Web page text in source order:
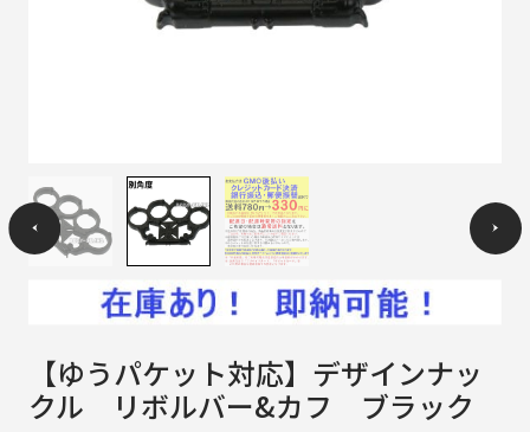
【ゆうパケット対応】デザインナッ
クル リボルバー&カフ ブラック